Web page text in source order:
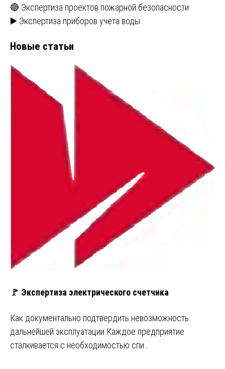
🔴 Экспертиза проектов пожарной безопасности
▶️ Экспертиза приборов учета воды
Новые статьи
🚩 Экспертиза электрического счетчика
Как документально подтвердить невозможность
дальнейшей эксплуатации Каждое предприятие
сталкивается с необходимостью спи…